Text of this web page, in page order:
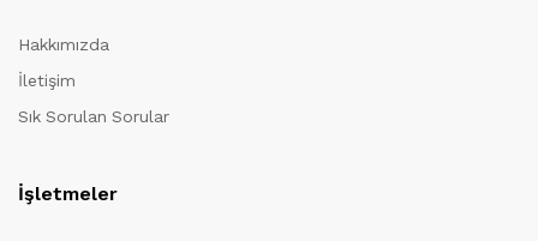
Hakkımızda
İletişim
Sık Sorulan Sorular
İşletmeler